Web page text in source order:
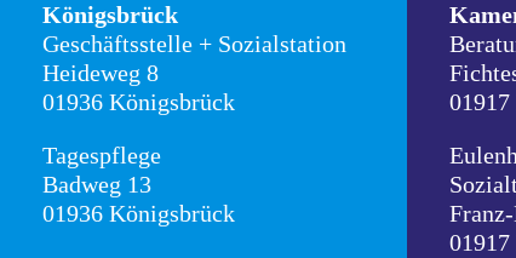
Königsbrück
Geschäftsstelle + Sozialstation
Heideweg 8
01936 Königsbrück
Tagespflege
Badweg 13
01936 Königsbrück